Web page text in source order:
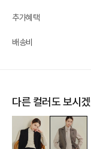
추가 할인
e포인트 (보유 : 0P)
추가혜택
국민카드 이벤트
배송비
제주 도서산간 지역
배송 가능 지역
다른 컬러도 보시